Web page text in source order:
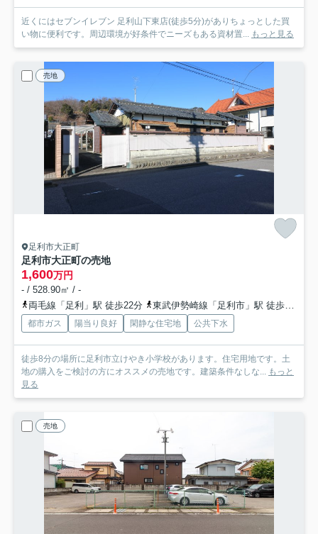
近くにはセブンイレブン 足利山下東店(徒歩5分)がありちょっとした買
い物に便利です。周辺環境が好条件でニーズもある資材置...
もっと見る
売地
足利市大正町
足利市大正町の売地
1,600万円
- / 528.90㎡ / -
両毛線「足利」駅 徒歩22分
東武伊勢崎線「足利市」駅 徒歩24分
都市ガス 陽当り良好 閑静な住宅地 公共下水
徒歩8分の場所に足利市立けやき小学校があります。住宅用地です。土
地の購入をご検討の方にオススメの売地です。建築条件なしな...
もっと
見る
売地